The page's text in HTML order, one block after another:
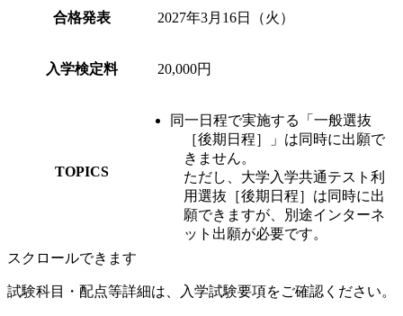
合格発表 2027年3月16日（火）
入学検定料 20,000円
TOPICS
同一日程で実施する「一般選抜
［後期日程］」は同時に出願で
きません。
ただし、大学入学共通テスト利
用選抜［後期日程］は同時に出
願できますが、別途インターネ
ット出願が必要です。
スクロールできます
試験科目・配点等詳細は、入学試験要項をご確認ください。